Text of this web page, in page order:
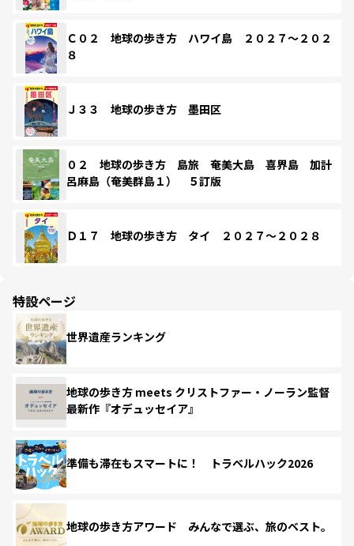
Ｃ０２ 地球の歩き方 ハワイ島 ２０２７～２０２
８
Ｊ３３ 地球の歩き方 墨田区
０２ 地球の歩き方 島旅 奄美大島 喜界島 加計
呂麻島（奄美群島１） ５訂版
Ｄ１７ 地球の歩き方 タイ ２０２７～２０２８
特設ページ
世界遺産ランキング
地球の歩き方 meets クリストファー・ノーラン監督
最新作『オデュッセイア』
準備も滞在もスマートに！ トラベルハック2026
地球の歩き方アワード みんなで選ぶ、旅のベスト。